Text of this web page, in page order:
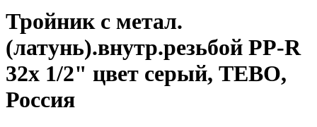
Тройник с метал.
(латунь).внутр.резьбой PP-R
32х 1/2" цвет серый, TEBO,
Россия